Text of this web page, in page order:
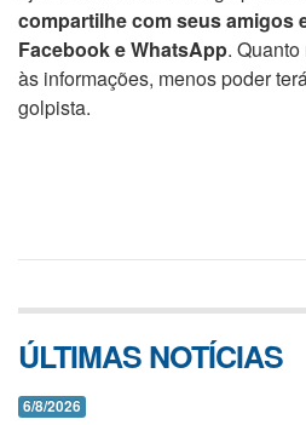
compartilhe com seus amigos
Facebook e WhatsApp.
às informações, menos poder
golpista.
ÚLTIMAS NOTÍCIAS
6/8/2026